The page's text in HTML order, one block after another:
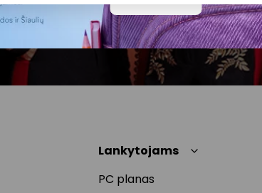
privatumas@akropolis.lt.
Lankytojams
PC planas